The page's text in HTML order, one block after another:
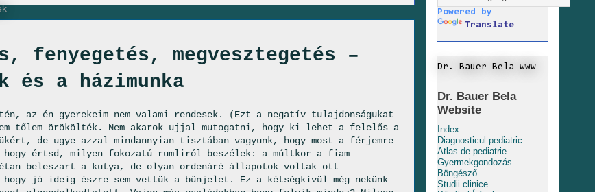
fenyegetés, megvesztegetés –
és a házimunka
az én gyerekeim nem valami rendesek. (Ezt a negatív tulajdonságukat
tőlem örökölték. Nem akarok ujjal mutogatni, hogy ki lehet a felelős a
de ugye azzal mindannyian tisztában vagyunk, hogy most a férjemre
hogy értsd, milyen fokozatú rumliról beszélek: a múltkor a fiam
beleszart a kutya, de olyan ordenáré állapotok voltak ott
jó ideig észre sem vettük a bűnjelet. Ez a kétségkívül még nekünk
Powered by
Translate
Dr. Bauer Bela www
Dr. Bauer Bela
Website
Index
Diagnosticul pediatric
Atlas de pediatrie
Gyermekgondozás
Böngésző
Studii clinice